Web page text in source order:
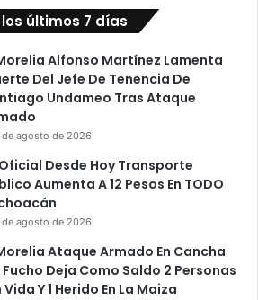
últimos 7 días
Alfonso Martínez Lamenta
Del Jefe De Tenencia De
Undameo Tras Ataque
agosto de 2026
Oficial Desde Hoy Transporte
Aumenta A 12 Pesos En TODO
agosto de 2026
Ataque Armado En Cancha
Fucho Deja Como Saldo 2 Personas
Vida Y 1 Herido En La Maiza